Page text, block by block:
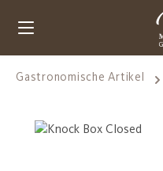
Gastronomische Artikel
Bildergalerie überspringen